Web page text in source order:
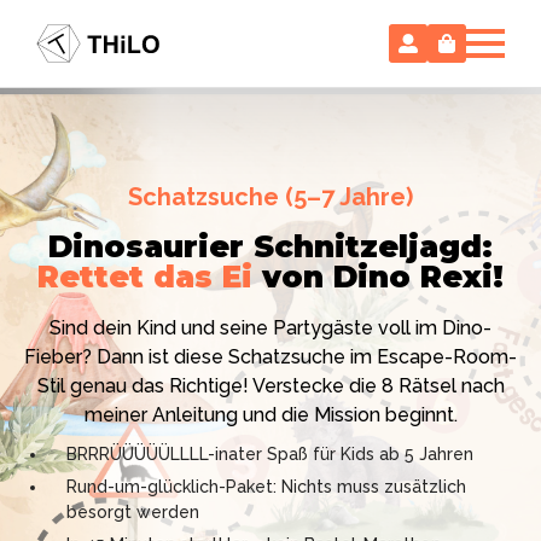
Hollywood-Action im
Kinderzimmer – ohne
Vorbereitungsstress!
Ich bin THiLO, "Dein SPIEGEL"-Bestseller-Autor und
TV-Profi (ZDF "1, 2 oder 3"). Entdecke jetzt meine
Schatzsuchen und Escape Rooms zum Sofort-
Download. Und natürlich meine Ebooks.
Schatzsuche (5–7 Jahre)
Dinosaurier Schnitzeljagd:
Rettet das Ei von Dino Rexi!
Sind dein Kind und seine Partygäste voll im Dino-
Fieber? Dann ist diese Schatzsuche im Escape-Room-
Stil genau das Richtige! Verstecke die 8 Rätsel nach
meiner Anleitung und die Mission beginnt.
BRRRÜÜÜÜÜLLLL-inater Spaß für Kids ab 5 Jahren
Rund-um-glücklich-Paket: Nichts muss zusätzlich
besorgt werden
Escape Room (ab 8 oder 12 Jahre)
Locked-up Agents: Im Labor
des Virologen
Das gab es noch nie: Verwandele dein Zuhause in ein
High-Tech Labor! Unser 24-seitiges PDF enthält alles:
Mission, Agentenausweise, Rätsel und Requisiten.
Knackt den Fall in 90 Minuten!
Kniffliger Rätselspaß für 2 bis 6 Spieler (8 - 11 oder 12–
99 Jahre)
Professionelles PDF: Agentenausweise & Schilder
inklusive